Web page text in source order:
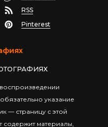
RSS
Pinterest
указание
— страницу с этой
содержит материалы,